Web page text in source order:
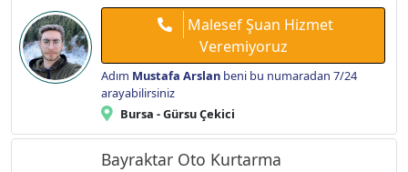
Malesef Şuan Hizmet
Veremiyoruz
Adım Mustafa Arslan beni bu numaradan 7/24
arayabilirsiniz
Bursa - Gürsu Çekici
Bayraktar Oto Kurtarma